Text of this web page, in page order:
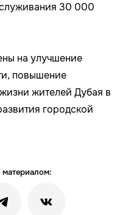
30 000
на улучшение
повышение
жителей Дубая в
городской
материалом: